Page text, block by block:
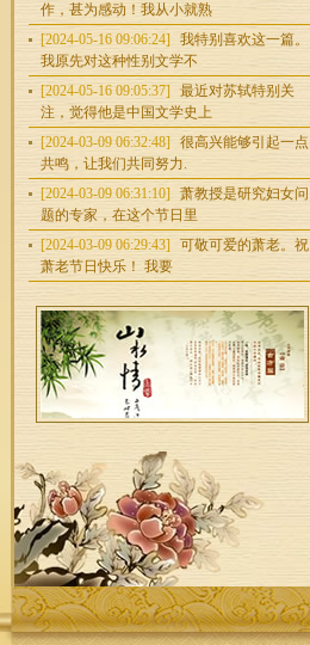
作，甚为感动！我从小就熟
[2024-05-16 09:06:24]
我特别喜欢这一篇。
我原先对这种性别文学不
[2024-05-16 09:05:37]
最近对苏轼特别关
注，觉得他是中国文学史上
[2024-03-09 06:32:48]
很高兴能够引起一点
共鸣，让我们共同努力.
[2024-03-09 06:31:10]
萧教授是研究妇女问
题的专家，在这个节日里
[2024-03-09 06:29:43]
可敬可爱的萧老。祝
萧老节日快乐！ 我要